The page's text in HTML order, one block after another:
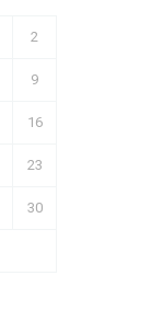
2
9
16
23
30